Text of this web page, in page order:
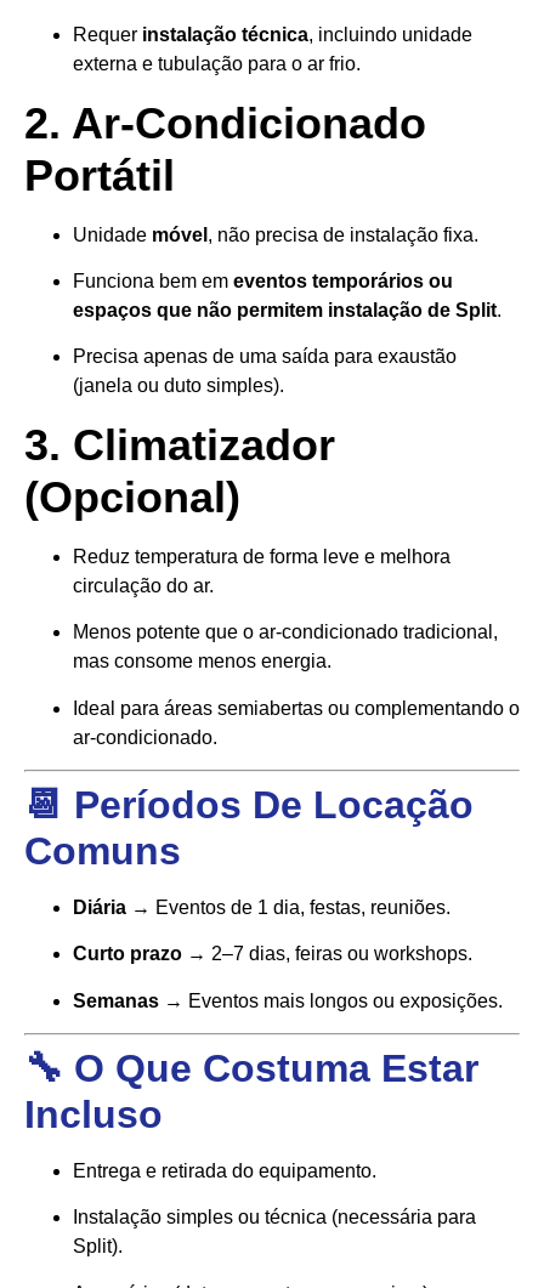
Requer instalação técnica, incluindo unidade
externa e tubulação para o ar frio.
2. Ar-Condicionado
Portátil
Unidade móvel , não precisa de instalação fixa.
Funciona bem em eventos temporários ou
espaços que não permitem instalação de Split.
Precisa apenas de uma saída para exaustão
(janela ou duto simples).
3. Climatizador
(opcional)
Reduz temperatura de forma leve e melhora
circulação do ar.
Menos potente que o ar-condicionado tradicional,
mas consome menos energia.
Ideal para áreas semiabertas ou complementando o
ar-condicionado.
📆 Períodos De Locação
Comuns
Diária → Eventos de 1 dia, festas, reuniões.
Curto prazo → 2–7 dias, feiras ou workshops.
Semanas → Eventos mais longos ou exposições.
🔧 O Que Costuma Estar
Incluso
Entrega e retirada do equipamento.
Instalação simples ou técnica (necessária para
Split).